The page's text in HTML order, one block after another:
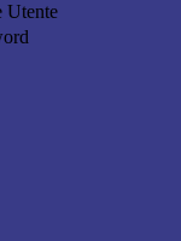
Utente